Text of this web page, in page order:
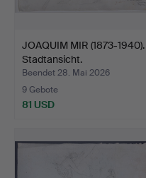
JOAQUIM MIR (1873-1940).
Stadtansicht.
Beendet 28. Mai 2026
9 Gebote
81 USD